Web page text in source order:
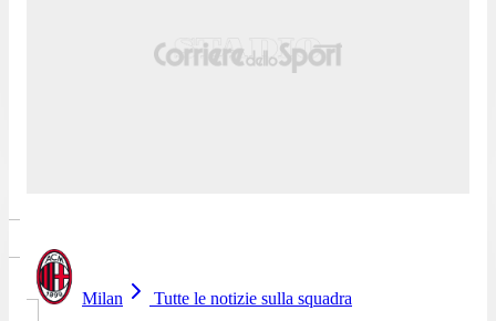
Milan Tutte le notizie sulla squadra